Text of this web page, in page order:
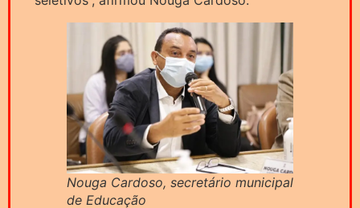
Nouga Cardoso, secretário municipal
de Educação